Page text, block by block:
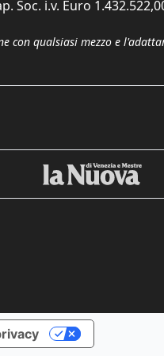
i.v. Euro
con qualsiasi mezzo e